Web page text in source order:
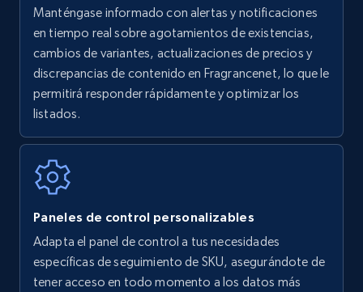
Amazon Reviews
URL, Product name, Product rating, Product
rating object, Product rating max, Rating,
Author name, Asin, and more.
Walmart - products
URL, Final price, Sku, Currency, Gtin,
Specifications, Image urls, Top reviews, and
more.
Manténgase informado con alertas y notificaciones
en tiempo real sobre agotamientos de existencias,
cambios de variantes, actualizaciones de precios y
discrepancias de contenido en Fragrancenet, lo que le
permitirá responder rápidamente y optimizar los
listados.
Paneles de control personalizables
Adapta el panel de control a tus necesidades
específicas de seguimiento de SKU, asegurándote de
tener acceso en todo momento a los datos más